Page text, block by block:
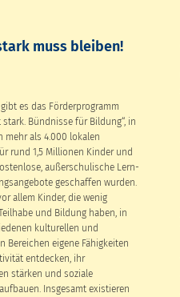
muss bleiben!
gibt es das Förderprogramm
stark. Bündnisse für Bildung“, in
mehr als 4.000 lokalen
rund 1,5 Millionen Kinder und
außerschulische Lern-
geschaffen wurden.
allem Kinder, die wenig
und Bildung haben, in
kulturellen und
Bereichen eigene Fähigkeiten
entdecken, ihr
stärken und soziale
Insgesamt existieren